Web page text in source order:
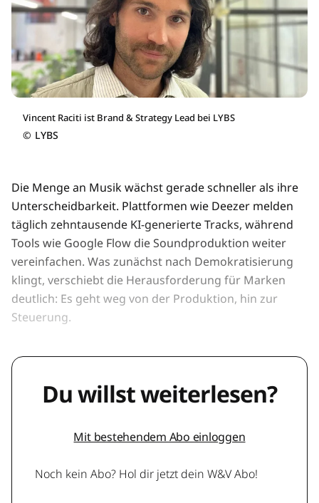
Vincent Raciti ist Brand & Strategy Lead bei LYBS
© LYBS
Die Menge an Musik wächst gerade schneller als ihre
Unterscheidbarkeit. Plattformen wie Deezer melden
täglich zehntausende KI-generierte Tracks, während
Tools wie Google Flow die Soundproduktion weiter
vereinfachen. Was zunächst nach Demokratisierung
klingt, verschiebt die Herausforderung für Marken
deutlich: Es geht weg von der Produktion, hin zur
Steuerung.
Du willst weiterlesen?
Mit bestehendem Abo einloggen
Noch kein Abo? Hol dir jetzt dein W&V Abo!